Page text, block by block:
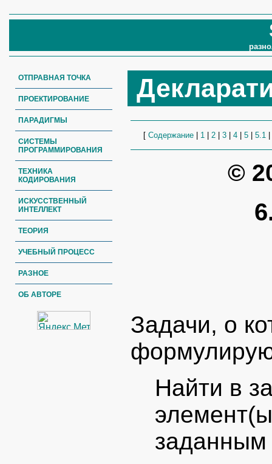
ОТПРАВНАЯ ТОЧКА
ПРОЕКТИРОВАНИЕ
ПАРАДИГМЫ
СИСТЕМЫ
ПРОГРАММИРОВАНИЯ
ТЕХНИКА
КОДИРОВАНИЯ
ИСКУССТВЕННЫЙ
ИНТЕЛЛЕКТ
ТЕОРИЯ
УЧЕБНЫЙ ПРОЦЕСС
РАЗНОЕ
ОБ АВТОРЕ
[ Содержание| 1| 2| 3| 4| 5| 5.1|
©
Задачи, о
Найти в
заданным